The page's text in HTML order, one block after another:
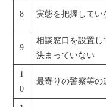
8 実態を把握してい
9
相談窓口を設置
決まっていない
1
0
最寄りの警察等